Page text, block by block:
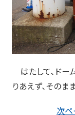
はたして、ドー
りあえず、その
次ペ